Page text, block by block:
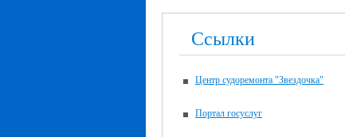
Ссылки
Центр судоремонта "Звездочка"
Портал госуслуг